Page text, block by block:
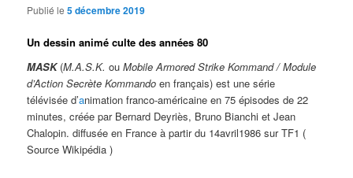
Publié le5 décembre 2019
Un dessin animé culte des années 80
MASK(M.A.S.K. ouMobile Armored Strike Kommand / Module
d’Action Secrète Kommando en français) est une série
télévisée d’animation franco-américaine en 75 épisodes de 22
minutes, créée par Bernard Deyriès, Bruno Bianchi et Jean
Chalopin. diffusée en France à partir du 14avril1986 sur TF1 (
Source Wikipédia )